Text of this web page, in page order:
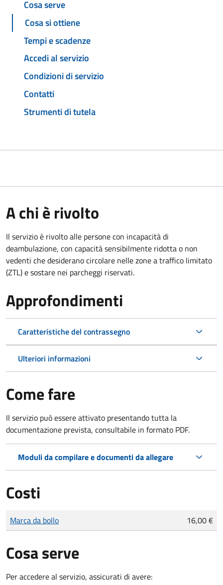
Cosa serve
Cosa si ottiene
Tempi e scadenze
Accedi al servizio
Condizioni di servizio
Contatti
Strumenti di tutela
A chi è rivolto
Il servizio è rivolto alle persone con incapacità di
deambulazione, con capacità sensibilmente ridotta o non
vedenti che desiderano circolare nelle zone a traffico limitato
(ZTL) e sostare nei parcheggi riservati.
Approfondimenti
Caratteristiche del contrassegno
Ulteriori informazioni
Come fare
Il servizio può essere attivato presentando tutta la
documentazione prevista, consultabile in formato PDF.
Moduli da compilare e documenti da allegare
Costi
Tipo di pagamento
Importo
Marca da bollo 16,00 €
Cosa serve
Per accedere al servizio, assicurati di avere: